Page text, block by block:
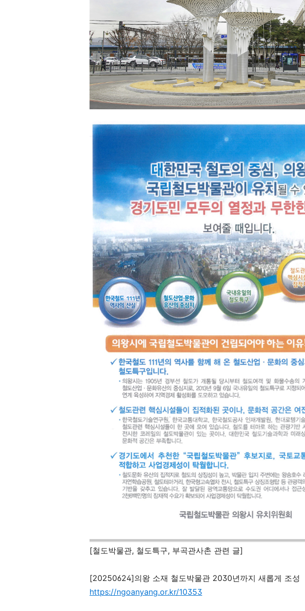
[철도박물관, 철도특구, 부곡관사촌 관련 글]
[20250624]의왕 소재 철도박물관 2030년까지 새롭게 조성
https://ngoanyang.or.kr/10353